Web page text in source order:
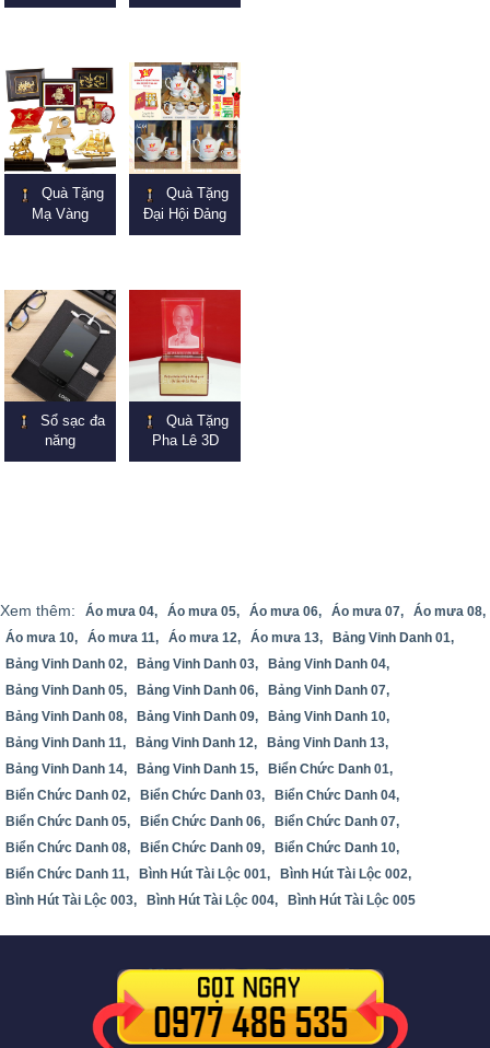
Quà Tặng
Mạ Vàng
Quà Tặng
Đại Hội Đảng
Sổ sạc đa
năng
Quà Tặng
Pha Lê 3D
Xem thêm: Áo mưa 04, Áo mưa 05, Áo mưa 06, Áo mưa 07,
Áo mưa 08,
Áo mưa 10,
Áo mưa 11, Áo mưa 12, Áo mưa 13,
Bảng Vinh Danh 01,
Bảng Vinh Danh 02,
Bảng Vinh Danh 03,
Bảng Vinh Danh 04,
Bảng Vinh Danh 05,
Bảng Vinh Danh 06,
Bảng Vinh Danh 07,
Bảng Vinh Danh 08,
Bảng Vinh Danh 09,
Bảng Vinh Danh 10,
Bảng Vinh Danh 11,
Bảng Vinh Danh 12,
Bảng Vinh Danh 13,
Bảng Vinh Danh 14,
Bảng Vinh Danh 15,
Biển Chức Danh 01,
Biển Chức Danh 02,
Biển Chức Danh 03,
Biển Chức Danh 04,
Biển Chức Danh 05,
Biển Chức Danh 06,
Biển Chức Danh 07,
Biển Chức Danh 08,
Biển Chức Danh 09,
Biển Chức Danh 10,
Biển Chức Danh 11,
Bình Hút Tài Lộc 001,
Bình Hút Tài Lộc 002,
Bình Hút Tài Lộc 003,
Bình Hút Tài Lộc 004, Bình Hút Tài Lộc 005